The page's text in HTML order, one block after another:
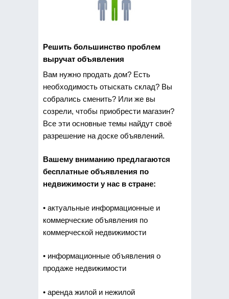
Решить большинство проблем
выручат объявления
Вам нужно продать дом? Есть
необходимостьотыскать склад? Вы
собрались сменить? Или же вы
созрели, чтобы приобрести магазин?
Все эти основные темы найдут своё
разрешение на доске объявлений.
Вашему вниманию предлагаются
бесплатные объявления по
недвижимости у нас в стране:
• актуальные информационные и
коммерческие объявления по
коммерческой недвижимости
• информационные объявления о
продаже недвижимости
• аренда жилой и нежилой